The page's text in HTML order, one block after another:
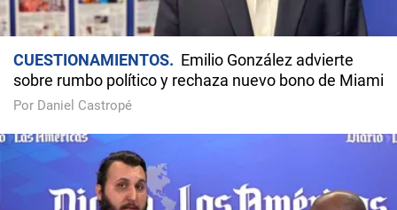
CUESTIONAMIENTOS
Emilio González advierte
sobre rumbo político y rechaza nuevo bono de Miami
Por Daniel Castropé